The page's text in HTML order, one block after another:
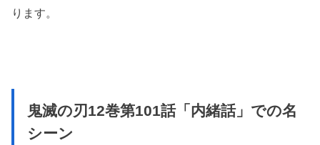
ります。
鬼滅の刃12巻第101話「内緒話」での名
シーン